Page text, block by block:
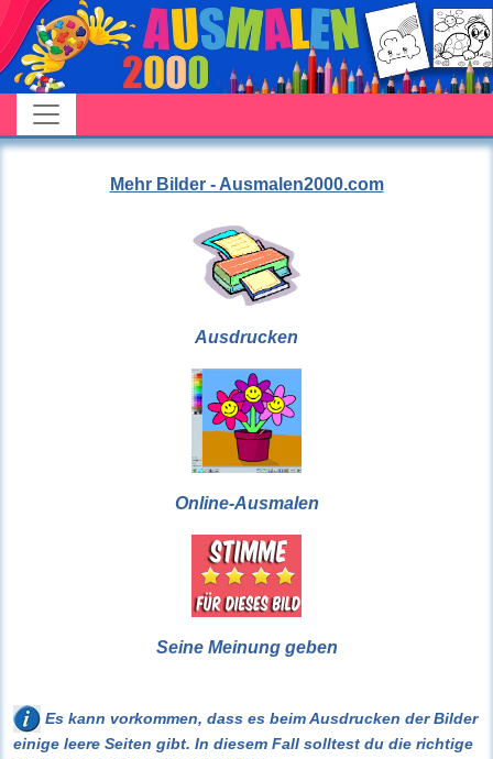
Mehr Bilder - Ausmalen2000.com
Ausdrucken
Online-Ausmalen
Seine Meinung geben
Es kann vorkommen, dass es beim Ausdrucken der Bilder
einige leere Seiten gibt. In diesem Fall solltest du die richtige